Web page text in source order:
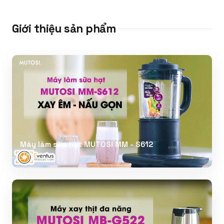
Giới thiệu sản phẩm
Máy làm sữa hạt MUTOSI MM - S612
Other